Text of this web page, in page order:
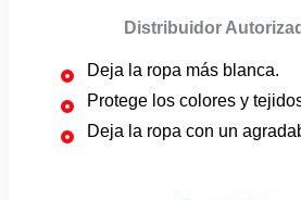
Distribuidor
Deja la ropa más blanca.
Protege los colores y
Deja la ropa con un